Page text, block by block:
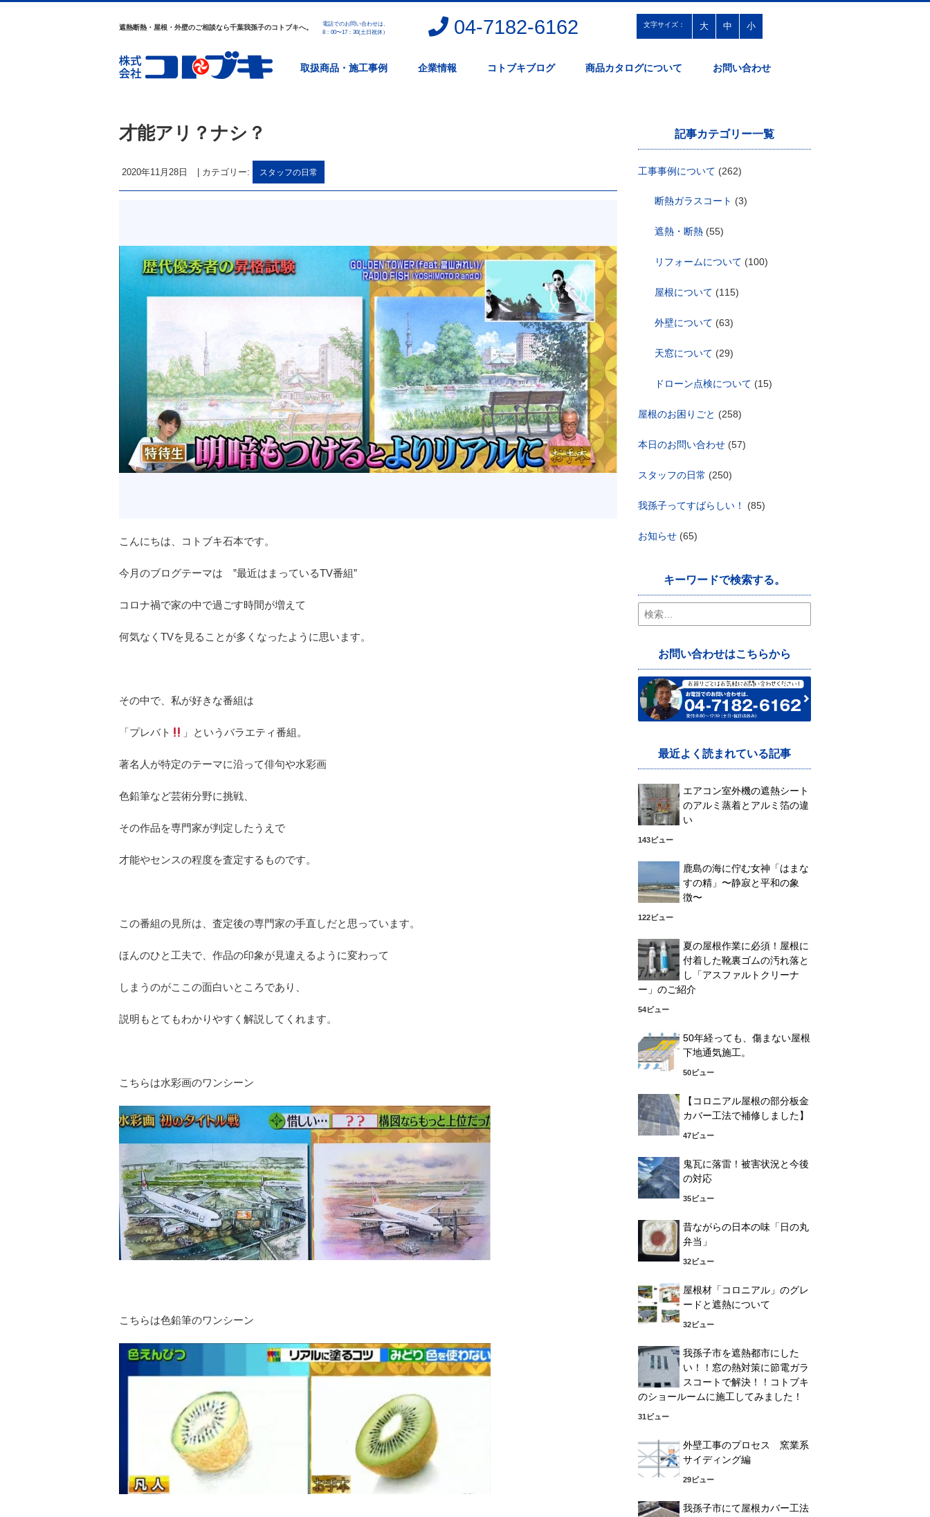
遮熱断熱・屋根・外壁のご相談なら千葉我孫子のコトブキへ。
電話でのお問い合わせは、
8：00〜17：30(土日祝休）
04-7182-6162 文字サイズ： 大 中 小
取扱商品・施工事例 企業情報 コトブキブログ 商品カタログについて お問い合わせ
才能アリ？ナシ？
2020年11月28日 カテゴリー: スタッフの日常
こんにちは、コトブキ石本です。
今月のブログテーマは ”最近はまっているTV番組”
コロナ禍で家の中で過ごす時間が増えて
何気なくTVを見ることが多くなったように思います。
その中で、私が好きな番組は
「プレバト 」というバラエティ番組。
著名人が特定のテーマに沿って俳句や水彩画
色鉛筆など芸術分野に挑戦、
その作品を専門家が判定したうえで
才能やセンスの程度を査定するものです。
この番組の見所は、査定後の専門家の手直しだと思っています。
ほんのひと工夫で、作品の印象が見違えるように変わって
しまうのがここの面白いところであり、
説明もとてもわかりやすく解説してくれます。
こちらは水彩画のワンシーン
こちらは色鉛筆のワンシーン
記事カテゴリー一覧
工事事例について (262)
断熱ガラスコート (3)
遮熱・断熱 (55)
リフォームについて (100)
屋根について (115)
外壁について (63)
天窓について (29)
ドローン点検について (15)
屋根のお困りごと (258)
本日のお問い合わせ (57)
スタッフの日常 (250)
我孫子ってすばらしい！ (85)
お知らせ (65)
キーワードで検索する。
検
索:
お問い合わせはこちらから
最近よく読まれている記事
エアコン室外機の遮熱シート
のアルミ蒸着とアルミ箔の違
い
143ビュー
鹿島の海に佇む女神「はまな
すの精」〜静寂と平和の象
徴〜
122ビュー
夏の屋根作業に必須！屋根に
付着した靴裏ゴムの汚れ落と
し「アスファルトクリーナ
ー」のご紹介
54ビュー
50年経っても、傷まない屋根
下地通気施工。
50ビュー
【コロニアル屋根の部分板金
カバー工法で補修しました】
47ビュー
鬼瓦に落雷！被害状況と今後
の対応
35ビュー
昔ながらの日本の味「日の丸
弁当」
32ビュー
屋根材「コロニアル」のグレ
ードと遮熱について
32ビュー
我孫子市を遮熱都市にした
い！！窓の熱対策に節電ガラ
スコートで解決！！コトブキ
のショールームに施工してみました！
31ビュー
外壁工事のプロセス 窯業系
サイディング編
29ビュー
我孫子市にて屋根カバー工法